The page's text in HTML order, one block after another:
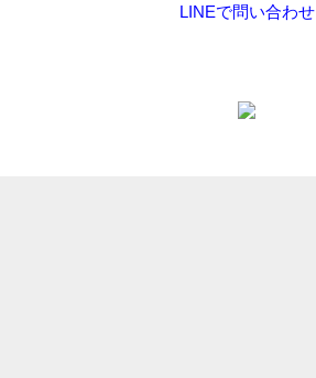
LINEで問い合わせ